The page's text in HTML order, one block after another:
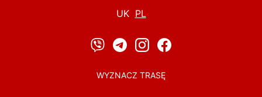
UK PL
WYZNACZ TRASĘ